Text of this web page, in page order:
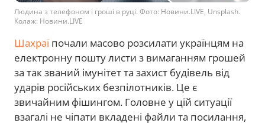
Людина з телефоном і гроші в руці. Фото: Новини.LIVE, Unsplash.
Колаж: Новини.LIVE
Шахраїпочали масово розсилати українцям на
електронну пошту листи з вимаганням грошей
за так званий імунітет та захист будівель від
ударів російських безпілотників. Це є
звичайним фішингом. Головне у цій ситуації
взагалі не чіпати вкладені файли та посилання,